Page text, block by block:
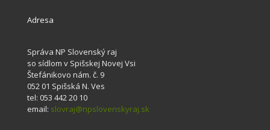
Adresa
Správa NP Slovenský raj
so sídlom v Spišskej Novej Vsi
Štefánikovo nám. č. 9
052 01 Spišská N. Ves
tel: 053 442 20 10
email: slovraj@npslovenskyraj.sk